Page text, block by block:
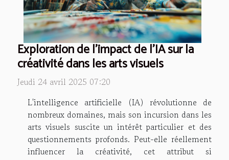
Exploration de l'impact de l'IA sur la
créativité dans les arts visuels
Jeudi 24 avril 2025 07:20
L'intelligence artificielle (IA) révolutionne de
nombreux domaines, mais son incursion dans les
arts visuels suscite un intérêt particulier et des
questionnements profonds. Peut-elle réellement
influencer la créativité, cet attribut si